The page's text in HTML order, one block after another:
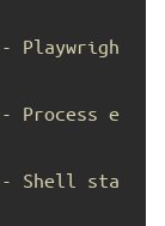
Playwrigh
Process e
Shell sta